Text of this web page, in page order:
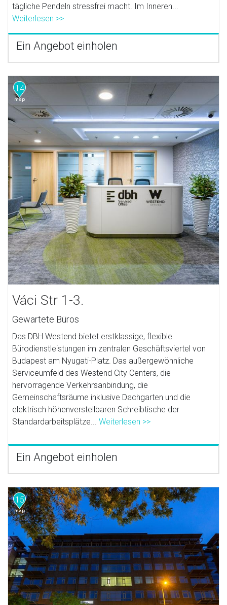
tägliche Pendeln stressfrei macht. Im Inneren...
Weiterlesen >>
Ein Angebot einholen
14
Váci Str 1-3.
Gewartete Büros
Das DBH Westend bietet erstklassige, flexible
Bürodienstleistungen im zentralen Geschäftsviertel von
Budapest am Nyugati-Platz. Das außergewöhnliche
Serviceumfeld des Westend City Centers, die
hervorragende Verkehrsanbindung, die
Gemeinschaftsräume inklusive Dachgarten und die
elektrisch höhenverstellbaren Schreibtische der
Standardarbeitsplätze...Weiterlesen >>
Ein Angebot einholen
15